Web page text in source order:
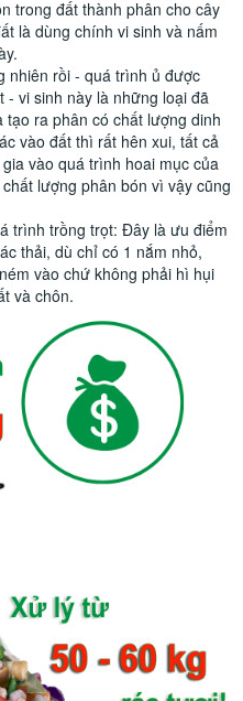
trong đất thành phân cho cây
là dùng chính vi sinh và nấm
nhiên rồi - quá trình ủ được
- vi sinh này là những loại đã
ra phân có chất lượng dinh
vào đất thì rất hên xui, tất cả
vào quá trình hoai mục của
lượng phân bón vì vậy cũng
trình trồng trọt: Đây là ưu điểm
thải, dù chỉ có 1 nắm nhỏ,
vào chứ không phải hì hụi
và chôn.